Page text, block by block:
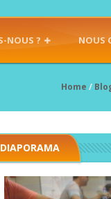
NOUS ? NOUS
Home /
DIAPORAMA